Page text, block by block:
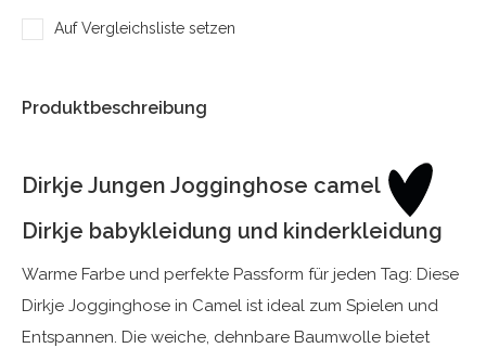
Auf Vergleichsliste setzen
Produktbeschreibung
Dirkje Jungen Jogginghose camel
Dirkje babykleidung und kinderkleidung
Warme Farbe und perfekte Passform für jeden Tag: Diese
Dirkje Jogginghose in Camel ist ideal zum Spielen und
Entspannen. Die weiche, dehnbare Baumwolle bietet